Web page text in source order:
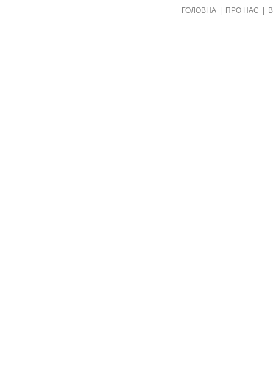
ГОЛОВНА ПРО НАС